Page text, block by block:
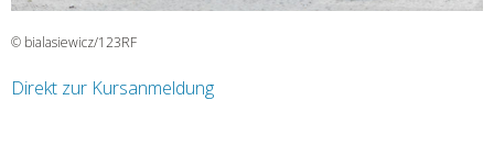
© bialasiewicz/123RF
Direkt zur Kursanmeldung